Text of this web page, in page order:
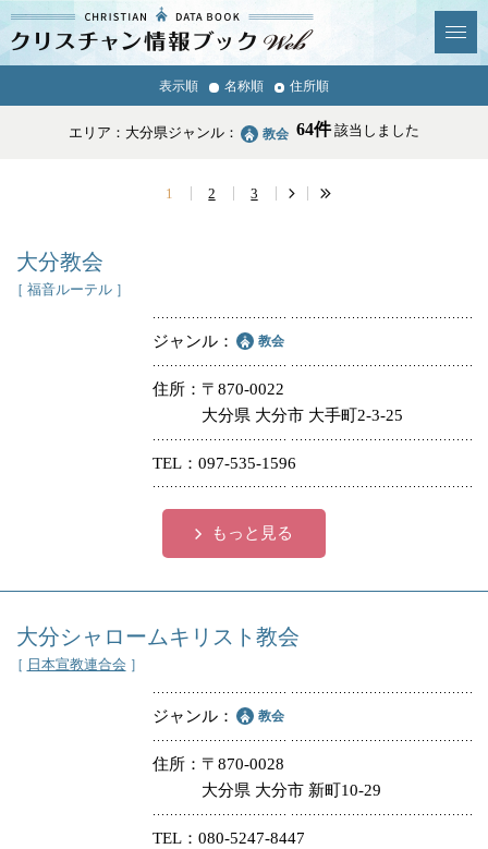
情報ブックとは
News & Topics
学校・幼稚園・神学校
医療・福祉
各種団体
フリーワード
表示順 名称順 住所順
エリア：大分県ジャンル： 教会 64件該当しました
1 2 3
大分教会
［ 福音ルーテル ］
ジャンル 教会
住所
〒870-0022
大分県 大分市 大手町2-3-25
TEL 097-535-1596
もっと見る
大分シャロームキリスト教会
［ 日本宣教連合会 ］
ジャンル 教会
住所
〒870-0028
大分県 大分市 新町10-29
TEL 080-5247-8447